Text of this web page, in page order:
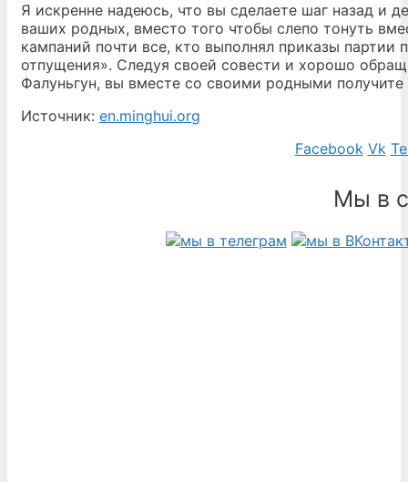
Я искренне надеюсь, что вы сделаете шаг назад и
ваших родных, вместо того чтобы слепо тонуть
кампаний почти все, кто выполнял приказы партии
отпущения». Следуя своей совести и хорошо
Фалуньгун, вы вместе со своими родными получите
Источник: en.minghui.org
Facebook Vk
Мы в